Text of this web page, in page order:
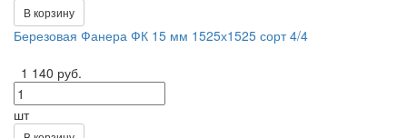
В корзину
Березовая Фанера ФК 15 мм 1525х1525 сорт 4/4
1 140 руб.
шт